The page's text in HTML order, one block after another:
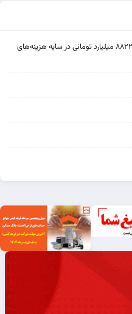
عملکرد متناقض بانک صادرات ؛ تراز مثبت ۸۸۲۲ میلیارد تومانی در سایه هزینه‌های